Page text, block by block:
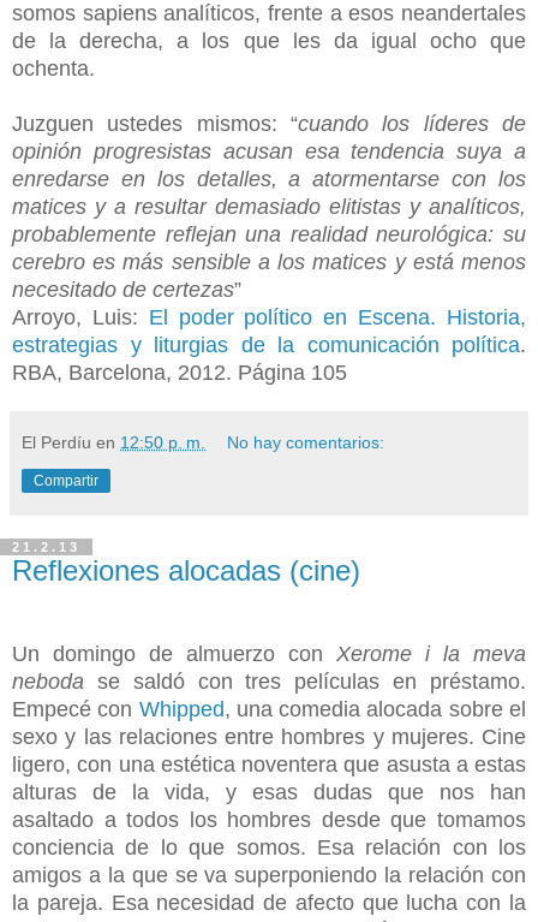
somos sapiens analíticos, frente a esos neandertales
de la derecha, a los que les da igual ocho que
ochenta.
Juzguen ustedes mismos: “cuando los líderes de
opinión progresistas acusan esa tendencia suya a
enredarse en los detalles, a atormentarse con los
matices y a resultar demasiado elitistas y analíticos,
probablemente reflejan una realidad neurológica: su
cerebro es más sensible a los matices y está menos
necesitado de certezas”
Arroyo, Luis: El poder político en Escena. Historia,
estrategias y liturgias de la comunicación política.
RBA, Barcelona, 2012. Página 105
El Perdíu en 12:50 p. m. No hay comentarios:
Compartir
21.2.13
Reflexiones alocadas (cine)
Un domingo de almuerzo con Xerome i la meva
neboda se saldó con tres películas en préstamo.
Empecé con Whipped, una comedia alocada sobre el
sexo y las relaciones entre hombres y mujeres. Cine
ligero, con una estética noventera que asusta a estas
alturas de la vida, y esas dudas que nos han
asaltado a todos los hombres desde que tomamos
conciencia de lo que somos. Esa relación con los
amigos a la que se va superponiendo la relación con
la pareja. Esa necesidad de afecto que lucha con la